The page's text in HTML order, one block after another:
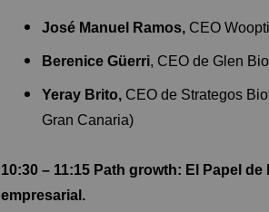
José Manuel Ramos, CEO
Berenice Güerri, CEO de Glen
Yeray Brito,CEO de Strategos
Gran Canaria)
10:30 – 11:15 Path growth: El Papel
empresarial.